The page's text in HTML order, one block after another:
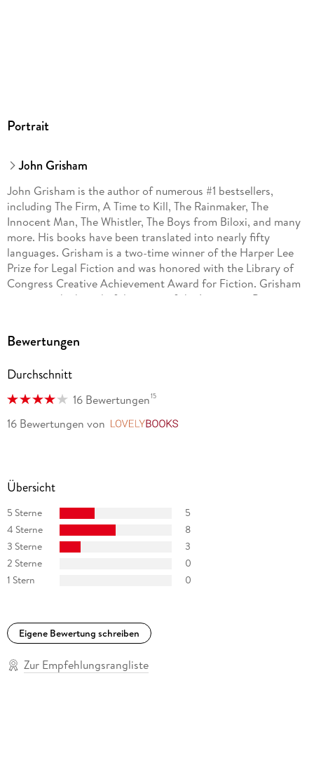
Portrait
John Grisham
John Grisham is the author of numerous #1 bestsellers,
including The Firm, A Time to Kill, The Rainmaker, The
Innocent Man, The Whistler, The Boys from Biloxi, and many
more. His books have been translated into nearly fifty
languages. Grisham is a two-time winner of the Harper Lee
Prize for Legal Fiction and was honored with the Library of
Congress Creative Achievement Award for Fiction. Grisham
serves on the board of directors of the Innocence Project
convicted. Much of his fiction explores deep-seated
central Virginia.
Bewertungen
Durchschnitt
16 Bewertungen15
16 Bewertungen von
Übersicht
5 Sterne
5
4 Sterne
8
3 Sterne
3
2 Sterne
0
1 Stern
0
Eigene Bewertung schreiben
Zur Empfehlungsrangliste